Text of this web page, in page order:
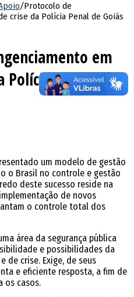
/Protocolo de
crise da Polícia Penal de Goiás
em
Polícia Penal de
um modelo de gestão
o Brasil no controle e gestão
deste sucesso reside na
de novos
o controle total dos
área da segurança pública
e possibilidades da
de crise. Exige, de seus
e eficiente resposta, a fim de
os casos.